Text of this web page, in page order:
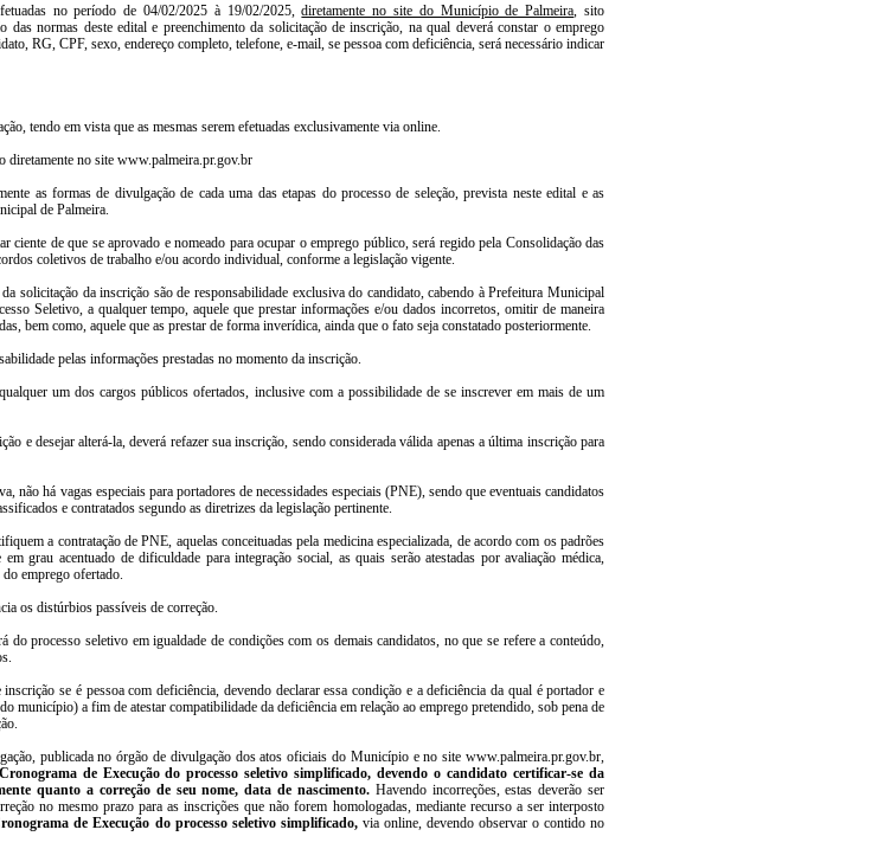
no período de 04/02/2025 à 19/02/2025,diretamente no site do Município de Palmeira , sito
das normas deste edital e preenchimento da solicitação de inscrição, na qual deverá constar o emprego
RG, CPF, sexo, endereço completo, telefone, e-mail, se pessoa com deficiência, será necessário indicar
tendo em vista que as mesmas serem efetuadas exclusivamente via online.
diretamente no site www.palmeira.pr.gov.br
as formas de divulgação de cada uma das etapas do processo de seleção, prevista neste edital e as
de Palmeira.
ciente de que se aprovado e nomeado para ocupar o emprego público, será regido pela Consolidação das
coletivos de trabalho e/ou acordo individual, conforme a legislação vigente.
solicitação da inscrição são de responsabilidade exclusiva do candidato, cabendo à Prefeitura Municipal
Seletivo, a qualquer tempo, aquele que prestar informações e/ou dados incorretos, omitir de maneira
bem como, aquele que as prestar de forma inverídica, ainda que o fato seja constatado posteriormente.
pelas informações prestadas no momento da inscrição.
um dos cargos públicos ofertados, inclusive com a possibilidade de se inscrever em mais de um
e desejar alterá-la, deverá refazer sua inscrição, sendo considerada válida apenas a última inscrição para
não há vagas especiais para portadores de necessidades especiais (PNE), sendo que eventuais candidatos
e contratados segundo as diretrizes da legislação pertinente.
a contratação de PNE, aquelas conceituadas pela medicina especializada, de acordo com os padrões
grau acentuado de dificuldade para integração social, as quais serão atestadas por avaliação médica,
emprego ofertado.
os distúrbios passíveis de correção.
do processo seletivo em igualdade de condições com os demais candidatos, no que se refere a conteúdo,
se é pessoa com deficiência, devendo declarar essa condição e a deficiência da qual é portador e
município) a fim de atestar compatibilidade da deficiência em relação ao emprego pretendido, sob pena de
publicada no órgão de divulgação dos atos oficiais do Município e no site www.palmeira.pr.gov.br,
de Execução do processo seletivo simplificado, devendo o candidato certificar-se da
quanto a correção de seu nome, data de nascimento. Havendo incorreções, estas deverão ser
no mesmo prazo para as inscrições que não forem homologadas, mediante recurso a ser interposto
de Execução do processo seletivo simplificado, via online, devendo observar o contido no